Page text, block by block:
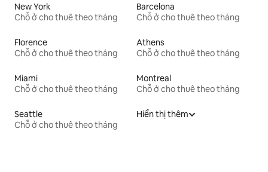
New York
Chỗ ở cho thuê theo tháng
Barcelona
Chỗ ở cho thuê theo tháng
Florence
Chỗ ở cho thuê theo tháng
Athens
Chỗ ở cho thuê theo tháng
Miami
Chỗ ở cho thuê theo tháng
Montreal
Chỗ ở cho thuê theo tháng
Seattle
Chỗ ở cho thuê theo tháng
Hiển thị thêm